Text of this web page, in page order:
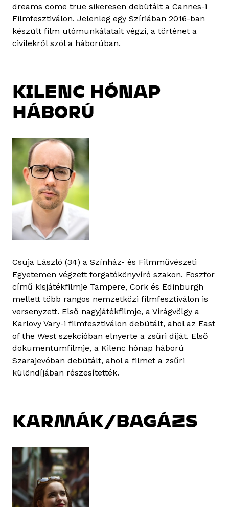
dreams come true sikeresen debütált a Cannes-i
Filmfesztiválon. Jelenleg egy Szíriában 2016-ban
készült film utómunkálatait végzi, a történet a
civilekről szól a háborúban.
KILENC HÓNAP
HÁBORÚ
Csuja László (34) a Színház- és Filmművészeti
Egyetemen végzett forgatókönyvíró szakon. Foszfor
című kisjátékfilmje Tampere, Cork és Edinburgh
mellett több rangos nemzetközi filmfesztiválon is
versenyzett. Első nagyjátékfilmje, a Virágvölgy a
Karlovy Vary-i filmfesztiválon debütált, ahol az East
of the West szekcióban elnyerte a zsűri díját. Első
dokumentumfilmje, a Kilenc hónap háború
Szarajevóban debütált, ahol a filmet a zsűri
különdíjában részesítették.
KARMÁK/BAGÁZS